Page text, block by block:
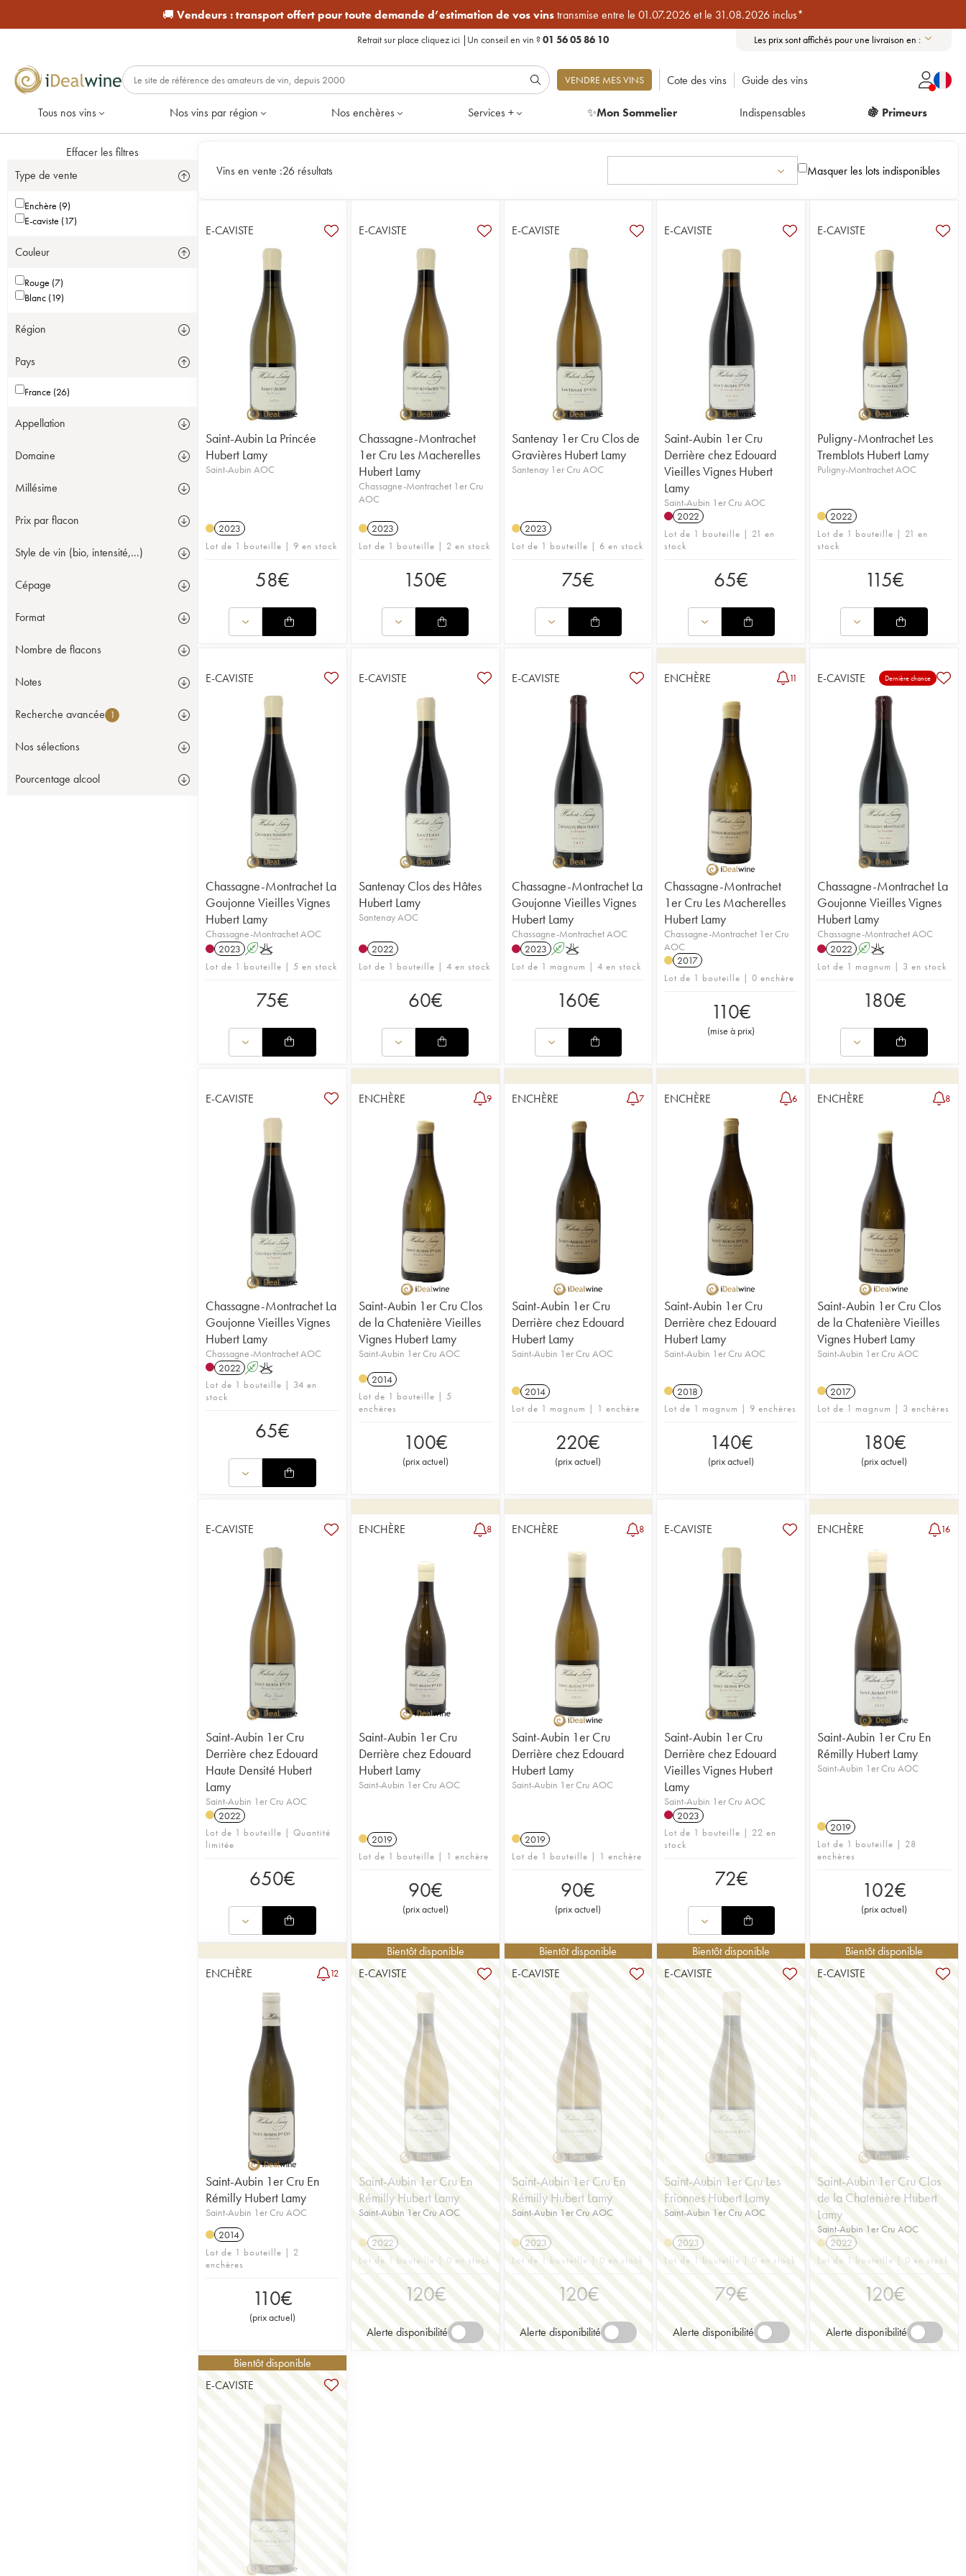
🚚 Vendeurs :transport offert pour toute demande d’estimation de vos vinstransmise entre le 01.07.2026 et le 31.08.2026 inclus*
Retrait sur place cliquez ici | Un conseil en vin ?01 56 05 86 10 Les prix sont affichés pour une livraison en :
VENDRE MES VINS Cote des vins Guide des vins
Tous nos vins Nos vins par région Nos enchères Services + ✨Mon Sommelier Indispensables 🍇 Primeurs
Effacer les filtres
Type de vente
Enchère (9)
E-caviste (17)
Couleur
Rouge (7)
Blanc (19)
Région
Pays
France (26)
Appellation
Domaine
Millésime
Prix par flacon
Style de vin (bio, intensité,...)
Cépage
Format
Nombre de flacons
Notes
Recherche avancée 1
Nos sélections
Pourcentage alcool
Vins en vente :26 résultats Masquer les lots indisponibles
E-CAVISTE
Saint-Aubin La Princée
Hubert Lamy
Saint-Aubin AOC
2023
Lot de 1 bouteille | 9 en stock
58€
E-CAVISTE
Chassagne-Montrachet
1er Cru Les Macherelles
Hubert Lamy
Chassagne-Montrachet 1er Cru
AOC
2023
Lot de 1 bouteille | 2 en stock
150€
E-CAVISTE
Santenay 1er Cru Clos de
Gravières Hubert Lamy
Santenay 1er Cru AOC
2023
Lot de 1 bouteille | 6 en stock
75€
E-CAVISTE
Saint-Aubin 1er Cru
Derrière chez Edouard
Vieilles Vignes Hubert
Lamy
Saint-Aubin 1er Cru AOC
2022
Lot de 1 bouteille | 21 en
stock
65€
E-CAVISTE
Puligny-Montrachet Les
Tremblots Hubert Lamy
Puligny-Montrachet AOC
2022
Lot de 1 bouteille | 21 en
stock
115€
E-CAVISTE
Chassagne-Montrachet La
Goujonne Vieilles Vignes
Hubert Lamy
Chassagne-Montrachet AOC
2023 AK
Lot de 1 bouteille | 5 en stock
75€
E-CAVISTE
Santenay Clos des Hâtes
Hubert Lamy
Santenay AOC
2022
Lot de 1 bouteille | 4 en stock
60€
E-CAVISTE
Chassagne-Montrachet La
Goujonne Vieilles Vignes
Hubert Lamy
Chassagne-Montrachet AOC
2023 AK
Lot de 1 magnum | 4 en stock
160€
ENCHÈRE 11
Chassagne-Montrachet
1er Cru Les Macherelles
Hubert Lamy
Chassagne-Montrachet 1er Cru
AOC
2017
Lot de 1 bouteille | 0 enchère
110€
(mise à prix)
E-CAVISTE Dernière chance
Chassagne-Montrachet La
Goujonne Vieilles Vignes
Hubert Lamy
Chassagne-Montrachet AOC
2022 AK
Lot de 1 magnum | 3 en stock
180€
E-CAVISTE
Chassagne-Montrachet La
Goujonne Vieilles Vignes
Hubert Lamy
Chassagne-Montrachet AOC
2022 AK
Lot de 1 bouteille | 34 en
stock
65€
ENCHÈRE 9
Saint-Aubin 1er Cru Clos
de la Chatenière Vieilles
Vignes Hubert Lamy
Saint-Aubin 1er Cru AOC
2014
Lot de 1 bouteille | 5
enchères
100€
(prix actuel)
ENCHÈRE 7
Saint-Aubin 1er Cru
Derrière chez Edouard
Hubert Lamy
Saint-Aubin 1er Cru AOC
2014
Lot de 1 magnum | 1 enchère
220€
(prix actuel)
ENCHÈRE 6
Saint-Aubin 1er Cru
Derrière chez Edouard
Hubert Lamy
Saint-Aubin 1er Cru AOC
2018
Lot de 1 magnum | 9 enchères
140€
(prix actuel)
ENCHÈRE 8
Saint-Aubin 1er Cru Clos
de la Chatenière Vieilles
Vignes Hubert Lamy
Saint-Aubin 1er Cru AOC
2017
Lot de 1 magnum | 3 enchères
180€
(prix actuel)
E-CAVISTE
Saint-Aubin 1er Cru
Derrière chez Edouard
Haute Densité Hubert
Lamy
Saint-Aubin 1er Cru AOC
2022
Lot de 1 bouteille | Quantité
limitée
650€
ENCHÈRE 8
Saint-Aubin 1er Cru
Derrière chez Edouard
Hubert Lamy
Saint-Aubin 1er Cru AOC
2019
Lot de 1 bouteille | 1 enchère
90€
(prix actuel)
ENCHÈRE 8
Saint-Aubin 1er Cru
Derrière chez Edouard
Hubert Lamy
Saint-Aubin 1er Cru AOC
2019
Lot de 1 bouteille | 1 enchère
90€
(prix actuel)
E-CAVISTE
Saint-Aubin 1er Cru
Derrière chez Edouard
Vieilles Vignes Hubert
Lamy
Saint-Aubin 1er Cru AOC
2023
Lot de 1 bouteille | 22 en
stock
72€
ENCHÈRE 16
Saint-Aubin 1er Cru En
Rémilly Hubert Lamy
Saint-Aubin 1er Cru AOC
2019
Lot de 1 bouteille | 28
enchères
102€
(prix actuel)
ENCHÈRE 12
Saint-Aubin 1er Cru En
Rémilly Hubert Lamy
Saint-Aubin 1er Cru AOC
2014
Lot de 1 bouteille | 2
enchères
110€
(prix actuel)
Bientôt disponible
E-CAVISTE
Saint-Aubin 1er Cru En
Rémilly Hubert Lamy
Saint-Aubin 1er Cru AOC
2022
Lot de 1 bouteille | 0 en stock
120€
Alerte disponibilité
Bientôt disponible
E-CAVISTE
Saint-Aubin 1er Cru En
Rémilly Hubert Lamy
Saint-Aubin 1er Cru AOC
2023
Lot de 1 bouteille | 0 en stock
120€
Alerte disponibilité
Bientôt disponible
E-CAVISTE
Saint-Aubin 1er Cru Les
Frionnes Hubert Lamy
Saint-Aubin 1er Cru AOC
2023
Lot de 1 bouteille | 0 en stock
79€
Alerte disponibilité
Bientôt disponible
E-CAVISTE
Saint-Aubin 1er Cru Clos
de la Chatenière Hubert
Lamy
Saint-Aubin 1er Cru AOC
2022
Lot de 1 bouteille | 0 en stock
120€
Alerte disponibilité
Bientôt disponible
E-CAVISTE